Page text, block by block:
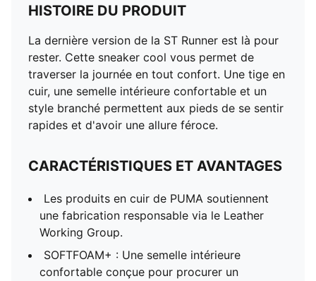
HISTOIRE DU PRODUIT
La dernière version de la ST Runner est là pour
rester. Cette sneaker cool vous permet de
traverser la journée en tout confort. Une tige en
cuir, une semelle intérieure confortable et un
style branché permettent aux pieds de se sentir
rapides et d'avoir une allure féroce.
CARACTÉRISTIQUES ET AVANTAGES
Les produits en cuir de PUMA soutiennent
une fabrication responsable via le Leather
Working Group.
SOFTFOAM+ : Une semelle intérieure
confortable conçue pour procurer un